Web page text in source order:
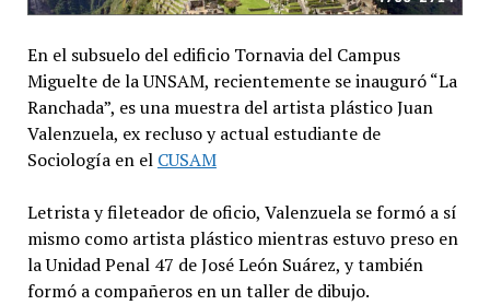
En el subsuelo del edificio Tornavia del Campus
Miguelte de la UNSAM, recientemente se inauguró “La
Ranchada”, es una muestra del artista plástico Juan
Valenzuela, ex recluso y actual estudiante de
Sociología en el CUSAM
Letrista y fileteador de oficio, Valenzuela se formó a sí
mismo como artista plástico mientras estuvo preso en
la Unidad Penal 47 de José León Suárez, y también
formó a compañeros en un taller de dibujo.